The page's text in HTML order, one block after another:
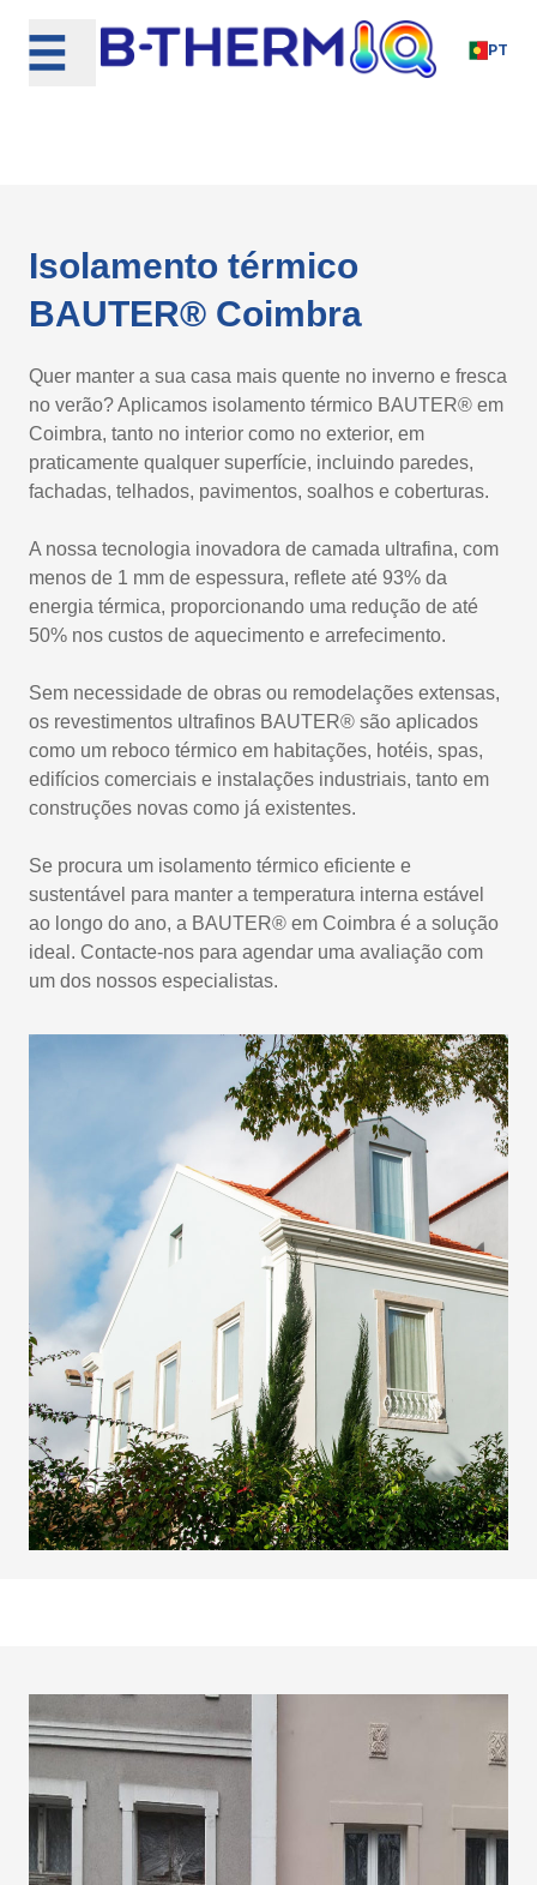
content
PT
Isolamento térmico
BAUTER® Coimbra
Quer manter a sua casa mais quente no inverno e fresca
no verão? Aplicamos isolamento térmico BAUTER® em
Coimbra, tanto no interior como no exterior, em
praticamente qualquer superfície, incluindo paredes,
fachadas, telhados, pavimentos, soalhos e coberturas.
A nossa tecnologia inovadora de camada ultrafina, com
menos de 1 mm de espessura, reflete até 93% da
energia térmica, proporcionando uma redução de até
50% nos custos de aquecimento e arrefecimento.
Sem necessidade de obras ou remodelações extensas,
os revestimentos ultrafinos BAUTER® são aplicados
como um reboco térmico em habitações, hotéis, spas,
edifícios comerciais e instalações industriais, tanto em
construções novas como já existentes.
Se procura um isolamento térmico eficiente e
sustentável para manter a temperatura interna estável
ao longo do ano, a BAUTER® em Coimbra é a solução
ideal. Contacte-nos para agendar uma avaliação com
um dos nossos especialistas.